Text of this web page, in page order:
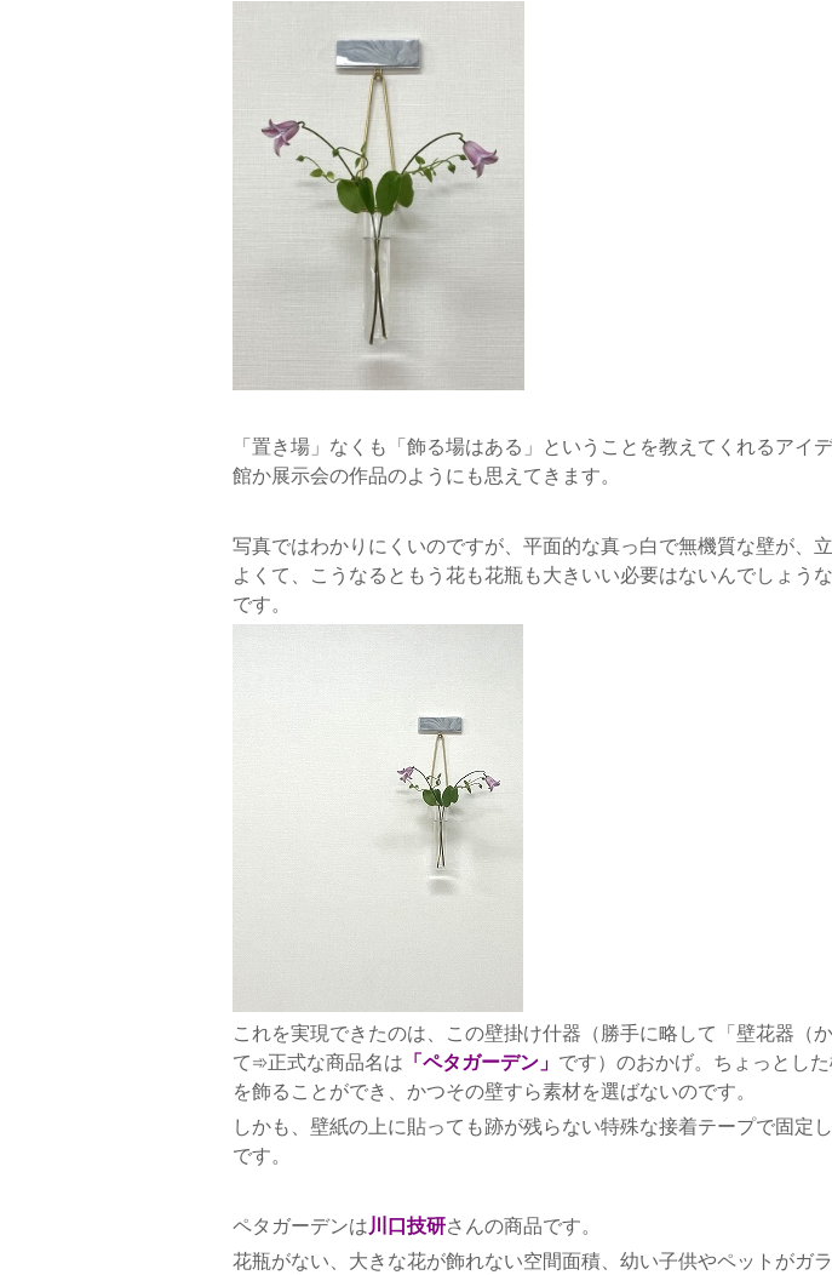
「置き場」なくも「飾る場はある」ということを教えてくれるアイ
館か展示会の作品のようにも思えてきます。
写真ではわかりにくいのですが、平面的な真っ白で無機質な壁が、
よくて、こうなるともう花も花瓶も大きいい必要はないんでしょう
です。
これを実現できたのは、この壁掛け什器（勝手に略して「壁花器（
て➾正式な商品名は 「ペタガーデン」 です）のおかげ。ちょっとし
を飾ることができ、かつその壁すら素材を選ばないのです。
しかも、壁紙の上に貼っても跡が残らない特殊な接着テープで固定
です。
ペタガーデンは川口技研さんの商品です。
花瓶がない、大きな花が飾れない空間面積、幼い子供やペットがガ